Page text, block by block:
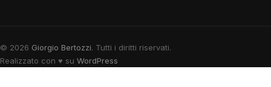
© 2026 Giorgio Bertozzi. Tutti i diritti riservati.
Realizzato con ♥ su WordPress